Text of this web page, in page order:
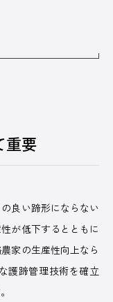
重要
良い蹄形にならない
が低下するとともに
家の生産性向上なら
護蹄管理技術を確立